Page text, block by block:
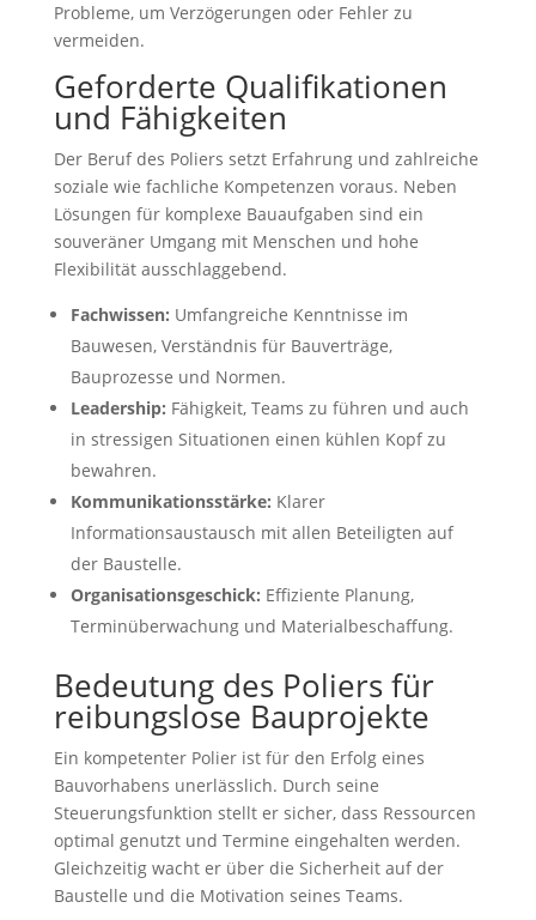
Probleme, um Verzögerungen oder Fehler zu
vermeiden.
Geforderte Qualifikationen
und Fähigkeiten
Der Beruf des Poliers setzt Erfahrung und zahlreiche
soziale wie fachliche Kompetenzen voraus. Neben
Lösungen für komplexe Bauaufgaben sind ein
souveräner Umgang mit Menschen und hohe
Flexibilität ausschlaggebend.
Fachwissen: Umfangreiche Kenntnisse im
Bauwesen, Verständnis für Bauverträge,
Bauprozesse und Normen.
Leadership: Fähigkeit, Teams zu führen und auch
in stressigen Situationen einen kühlen Kopf zu
bewahren.
Kommunikationsstärke: Klarer
Informationsaustausch mit allen Beteiligten auf
der Baustelle.
Organisationsgeschick: Effiziente Planung,
Terminüberwachung und Materialbeschaffung.
Bedeutung des Poliers für
reibungslose Bauprojekte
Ein kompetenter Polier ist für den Erfolg eines
Bauvorhabens unerlässlich. Durch seine
Steuerungsfunktion stellt er sicher, dass Ressourcen
optimal genutzt und Termine eingehalten werden.
Gleichzeitig wacht er über die Sicherheit auf der
Baustelle und die Motivation seines Teams.